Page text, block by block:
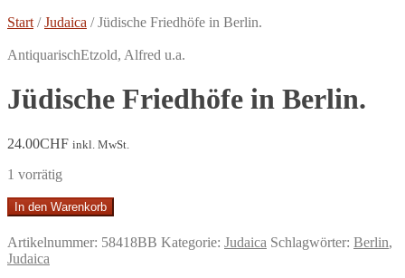
Start /Judaica /Jüdische Friedhöfe in Berlin.
AntiquarischEtzold, Alfred u.a.
Jüdische Friedhöfe in Berlin.
24.00CHF inkl. MwSt.
1 vorrätig
Jüdische
Friedhöfe
in
Berlin.
Menge
In den Warenkorb
Artikelnummer: 58418BB Kategorie: Judaica Schlagwörter: Berlin,
Judaica